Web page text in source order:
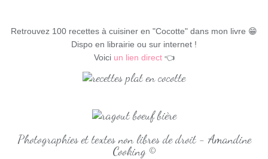
Retrouvez 100 recettes à cuisiner en "Cocotte" dans mon livre 😁
Dispo en librairie ou sur internet !
Voici un lien direct👈
Photographies et textes non libres de droit - Amandine
Cooking ©